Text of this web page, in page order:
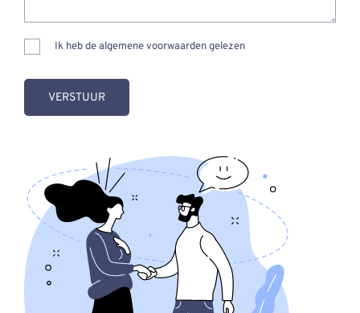
Ik heb de algemene voorwaarden gelezen
VERSTUUR